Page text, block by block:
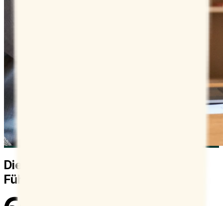
Die vollen Terminkalender von
Führungskräften managen